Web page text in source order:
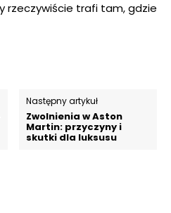
rzeczywiście trafi tam, gdzie
Następny artykuł
Zwolnienia w Aston
Martin: przyczyny i
skutki dla luksusu